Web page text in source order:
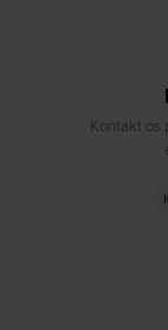
Kontakt os